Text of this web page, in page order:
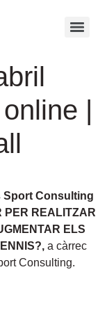
|
Sport Consulting
PER REALITZAR
ELS
a càrrec
Consulting.